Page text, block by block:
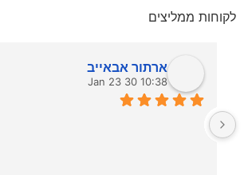
לקוחות ממליצים
ארתור אבאייב
10:38 30 Jan 23